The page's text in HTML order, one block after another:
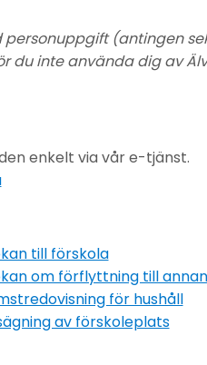
personuppgift (antingen
du inte använda dig av
enkelt via vår e-tjänst.
till förskola
om förflyttning till
för hushåll
av förskoleplats